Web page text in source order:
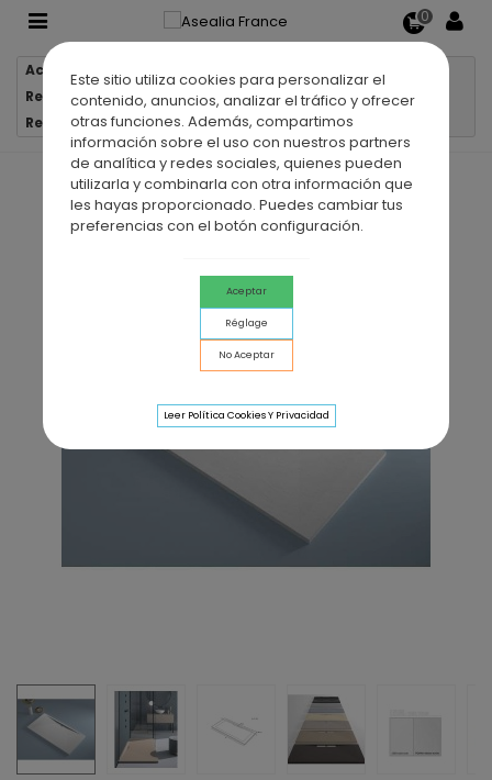
Este sitio utiliza cookies para personalizar el
contenido, anuncios, analizar el tráfico y ofrecer
otras funciones. Además, compartimos
información sobre el uso con nuestros partners
de analítica y redes sociales, quienes pueden
utilizarla y combinarla con otra información que
les hayas proporcionado. Puedes cambiar tus
preferencias con el botón configuración.
Aceptar
Réglage
No Aceptar
Leer Política Cookies Y Privacidad
0
Accueil
Receveurs de douche en résine
Receveur de douche en résine VALENCIA sur-mesure